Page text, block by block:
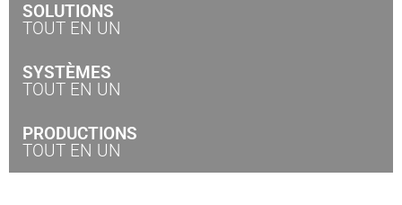
SOLUTIONS
TOUT EN UN
SYSTÈMES
TOUT EN UN
PRODUCTIONS
TOUT EN UN